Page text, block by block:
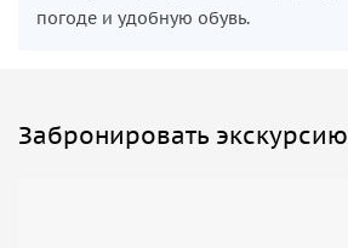
погоде и удобную обувь.
Забронировать экскурсию